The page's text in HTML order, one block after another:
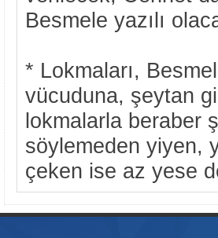
Besmele yazılı
* Lokmaları,
vücuduna, şeytan
lokmalarla beraber
söylemeden yiyen,
çeken ise az yese